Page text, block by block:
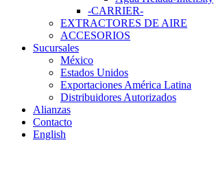
-CARRIER-
EXTRACTORES DE AIRE
ACCESORIOS
Sucursales
México
Estados Unidos
Exportaciones América Latina
Distribuidores Autorizados
Alianzas
Contacto
English